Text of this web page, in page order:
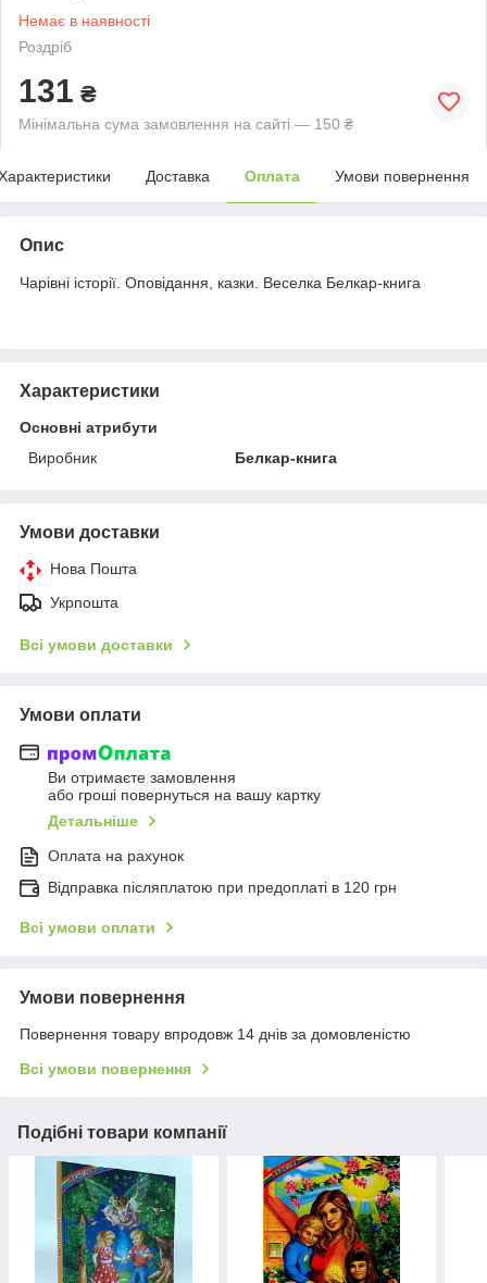
Немає в наявності
Роздріб
131 ₴
Мінімальна сума замовлення на сайті — 150 ₴
Доставка Оплата Умови повернення
Опис
Чарівні історії. Оповідання, казки. Веселка Белкар-книга
Характеристики
Основні атрибути
Виробник
Белкар-книга
Умови доставки
Нова Пошта
Укрпошта
Всі умови доставки
Умови оплати
Ви отримаєте замовлення
або гроші повернуться на вашу картку
Детальніше
Оплата на рахунок
Відправка післяплатою при предоплаті в 120 грн
Всі умови оплати
Умови повернення
Повернення товару впродовж 14 днів за домовленістю
Всі умови повернення
Подібні товари компанії